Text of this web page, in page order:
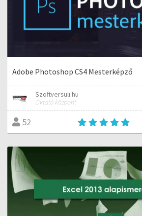
Adobe Photoshop CS4 Mesterképző
Szoftversuli.hu
Oktató központ
52